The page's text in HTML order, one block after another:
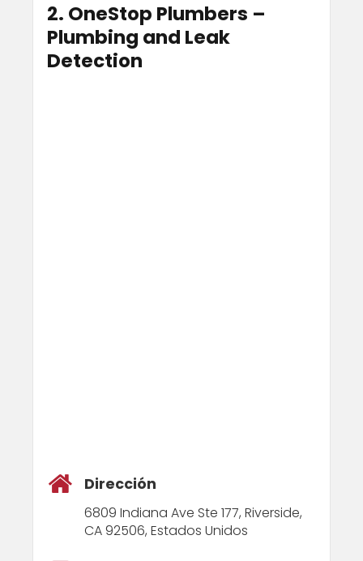
2. OneStop Plumbers –
Plumbing and Leak
Detection
Dirección
6809 Indiana Ave Ste 177, Riverside,
CA 92506, Estados Unidos